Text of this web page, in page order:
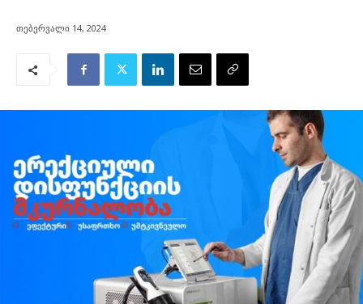
თებერვალი 14, 2024